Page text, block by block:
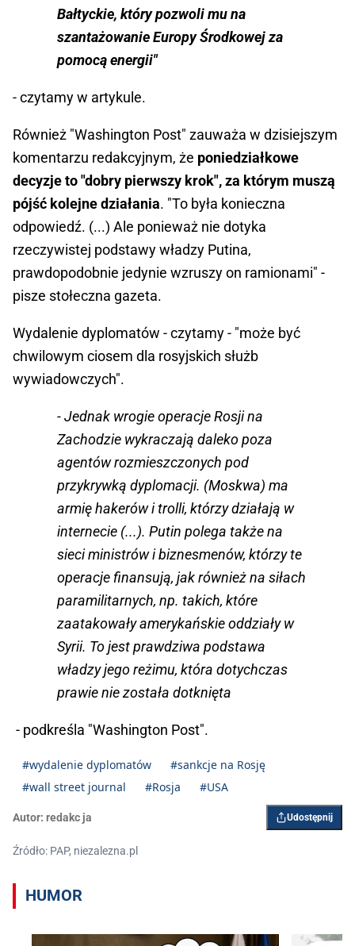
Bałtyckie, który pozwoli mu na
szantażowanie Europy Środkowej za
pomocą energii"
- czytamy w artykule.
Również "Washington Post" zauważa w dzisiejszym
komentarzu redakcyjnym, że poniedziałkowe
decyzje to "dobry pierwszy krok", za którym muszą
pójść kolejne działania. "To była konieczna
odpowiedź. (...) Ale ponieważ nie dotyka
rzeczywistej podstawy władzy Putina,
prawdopodobnie jedynie wzruszy on ramionami" -
pisze stołeczna gazeta.
Wydalenie dyplomatów - czytamy - "może być
chwilowym ciosem dla rosyjskich służb
wywiadowczych".
- Jednak wrogie operacje Rosji na
Zachodzie wykraczają daleko poza
agentów rozmieszczonych pod
przykrywką dyplomacji. (Moskwa) ma
armię hakerów i trolli, którzy działają w
internecie (...). Putin polega także na
sieci ministrów i biznesmenów, którzy te
operacje finansują, jak również na siłach
paramilitarnych, np. takich, które
zaatakowały amerykańskie oddziały w
Syrii. To jest prawdziwa podstawa
władzy jego reżimu, która dotychczas
prawie nie została dotknięta
- podkreśla "Washington Post".
#wydalenie dyplomatów
#sankcje na Rosję
#wall street journal
#Rosja #USA
Autor: redakc ja Udostępnij
Źródło: PAP, niezalezna.pl
HUMOR